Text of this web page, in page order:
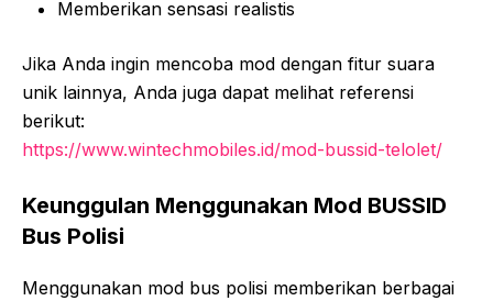
Memberikan sensasi realistis
Jika Anda ingin mencoba mod dengan fitur suara
unik lainnya, Anda juga dapat melihat referensi
berikut:
https://www.wintechmobiles.id/mod-bussid-telolet/
Keunggulan Menggunakan Mod BUSSID
Bus Polisi
Menggunakan mod bus polisi memberikan berbagai